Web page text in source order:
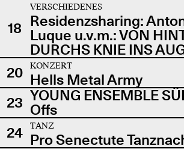
18
VERSCHIEDENES
Residenzsharing:
Luque u.v.m.: VON
DURCHS KNIE INS
20
KONZERT
Hells Metal Army
23 YOUNG ENSEMBLE
Offs
24
TANZ
Pro Senectute